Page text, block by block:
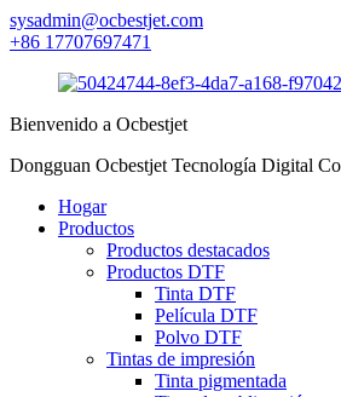
sysadmin@ocbestjet.com
+86 17707697471
Bienvenido a Ocbestjet
Dongguan Ocbestjet Tecnología Digital
Hogar
Productos
Productos destacados
Productos DTF
Tinta DTF
Película DTF
Polvo DTF
Tintas de impresión
Tinta pigmentada